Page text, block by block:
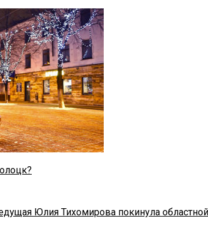
Юлия Тихомирова покинула